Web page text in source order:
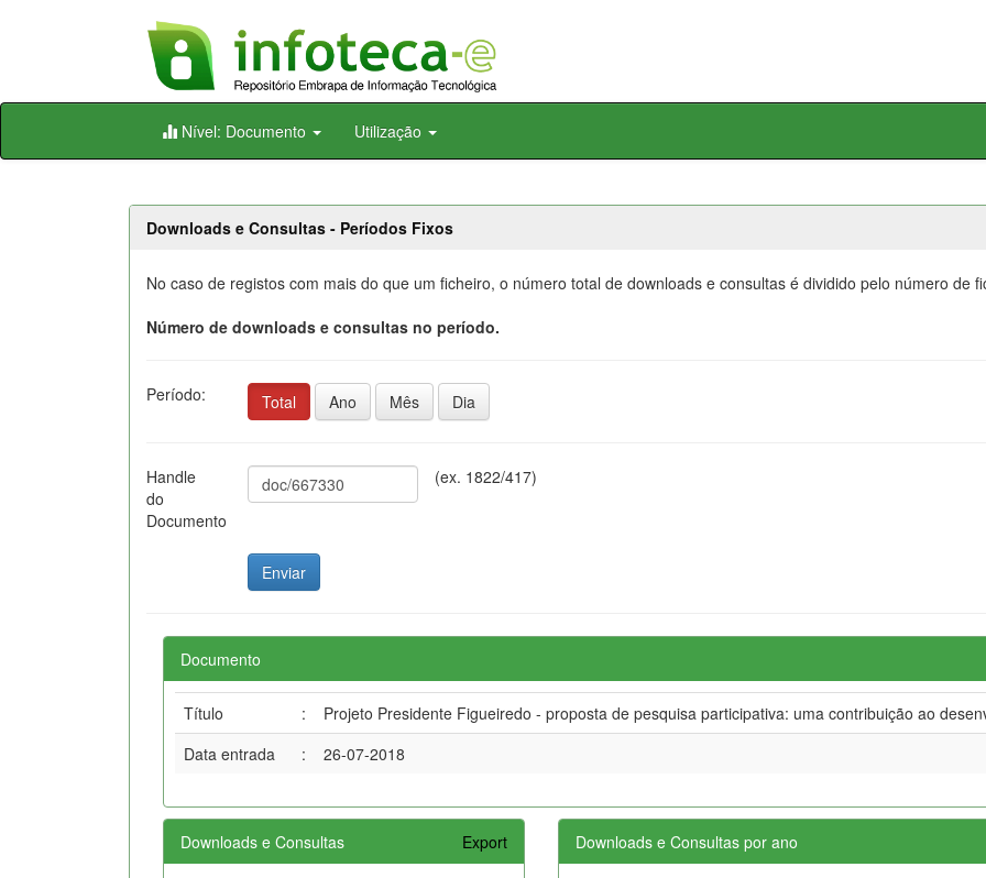
Skip
Nível: Documento Utilização
Downloads e Consultas - Períodos Fixos
No caso de registos com mais do que um ficheiro, o número total de downloads e consultas é dividido pelo número de
Número de downloads e consultas no período.
Período: Total Ano Mês Dia
Handle
do
Documento
(ex. 1822/417)
Documento
Título :
Projeto Presidente Figueiredo - proposta de pesquisa participativa: uma contribuição ao
Data entrada
: 26-07-2018
Downloads e Consultas Export Downloads e Consultas por ano